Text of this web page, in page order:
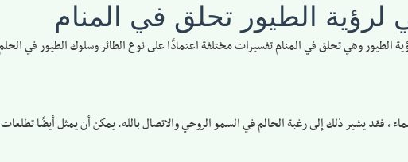
لرؤية الطيور تحلق في المنام
الطيور وهي تحلق في المنام تفسيرات مختلفة اعتمادًا على نوع الطائر وسلوك الطيور في
، فقد يشير ذلك إلى رغبة الحالم في السمو الروحي والاتصال بالله. يمكن أن يمثل أيضًا